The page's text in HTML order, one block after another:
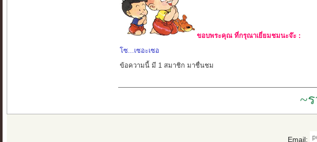
ขอบพระคุณ ที่กรุณาเยี่ยมชมนะจ๊ะ :
โซ...เซอะเซอ
ข้อความนี้ มี 1 สมาชิก มาชื่นชม
~
Email: